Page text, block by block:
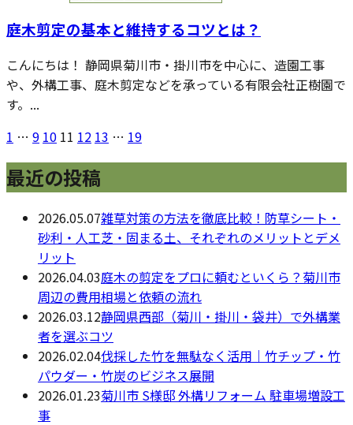
庭木剪定の基本と維持するコツとは？
こんにちは！ 静岡県菊川市・掛川市を中心に、造園工事
や、外構工事、庭木剪定などを承っている有限会社正樹園で
す。...
1 … 9 10 11 12 13 … 19
最近の投稿
2026.05.07雑草対策の方法を徹底比較！防草シート・
砂利・人工芝・固まる土、それぞれのメリットとデメ
リット
2026.04.03庭木の剪定をプロに頼むといくら？菊川市
周辺の費用相場と依頼の流れ
2026.03.12静岡県西部（菊川・掛川・袋井）で外構業
者を選ぶコツ
2026.02.04伐採した竹を無駄なく活用｜竹チップ・竹
パウダー・竹炭のビジネス展開
2026.01.23菊川市 S様邸 外構リフォーム 駐車場増設工
事